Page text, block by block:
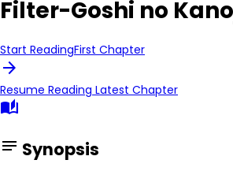
Filter-Goshi no
Start ReadingFirst Chapter
arrow_forward
Resume Reading Latest Chapter
auto_stories
notes Synopsis